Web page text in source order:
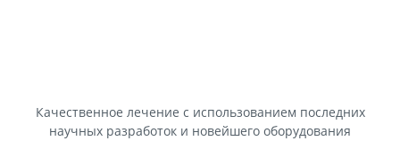
Качественное лечение с использованием последних
научных разработок и новейшего оборудования